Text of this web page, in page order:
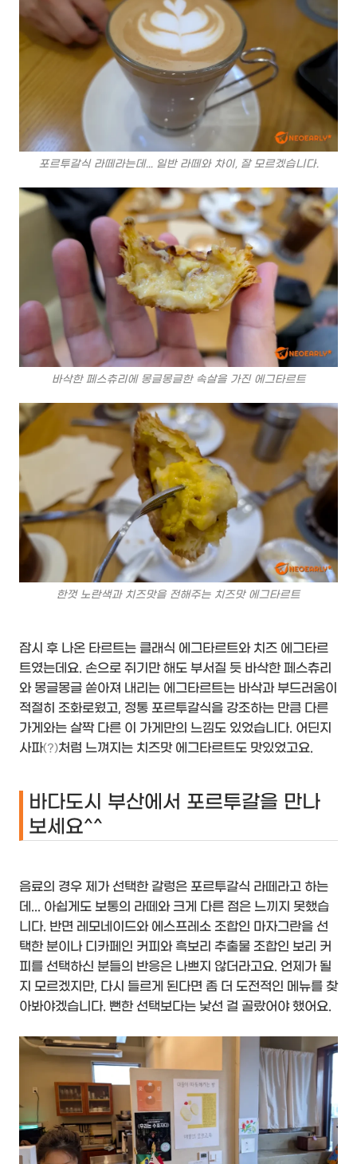
포르투갈식 라떼라는데... 일반 라떼와 차이, 잘 모르겠습니다.
바삭한 페스츄리에 몽글몽글한 속살을 가진 에그타르트
한껏 노란색과 치즈맛을 전해주는 치즈맛 에그타르트
잠시 후 나온 타르트는 클래식 에그타르트와 치즈 에그타르
트였는데요. 손으로 쥐기만 해도 부서질 듯 바삭한 페스츄리
와 몽글몽글 쏟아져 내리는 에그타르트는 바삭과 부드러움이
적절히 조화로웠고, 정통 포르투갈식을 강조하는 만큼 다른
가게와는 살짝 다른 이 가게만의 느낌도 있었습니다. 어딘지
사파(?)처럼 느껴지는 치즈맛 에그타르트도 맛있었고요.
바다도시 부산에서 포르투갈을 만나
보세요^^
음료의 경우 제가 선택한 갈렁은 포르투갈식 라떼라고 하는
데... 아쉽게도 보통의 라떼와 크게 다른 점은 느끼지 못했습
니다. 반면 레모네이드와 에스프레소 조합인 마자그란을 선
택한 분이나 디카페인 커피와 흑보리 추출물 조합인 보리 커
피를 선택하신 분들의 반응은 나쁘지 않더라고요. 언제가 될
지 모르겠지만, 다시 들르게 된다면 좀 더 도전적인 메뉴를 찾
아봐야겠습니다. 뻔한 선택보다는 낯선 걸 골랐어야 했어요.